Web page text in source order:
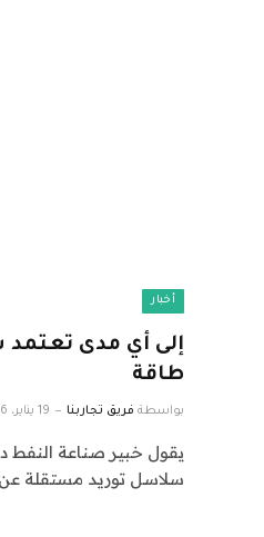
أخبار
إلى أي مدى تعتمد
طاقة
بواسطة فريق تجاربنا 19 يناير، 2026
يقول خبير صناعة النفط
سلاسل توريد مستقلة